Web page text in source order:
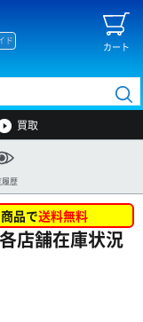
カート
ド
買取
歴
品で送料無料
店舗在庫状況